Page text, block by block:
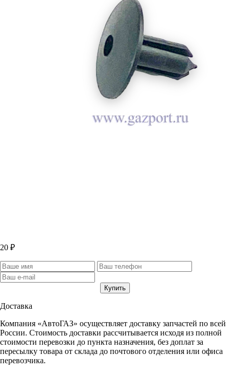
20 ₽
Доставка
Компания «АвтоГАЗ» осуществляет доставку запчастей по всей
России. Стоимость доставки рассчитывается исходя из полной
стоимости перевозки до пункта назначения, без доплат за
пересылку товара от склада до почтового отделения или офиса
перевозчика.